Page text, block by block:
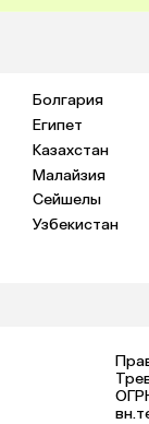
Болгария
Египет
Казахстан
Малайзия
Сейшелы
Узбекистан